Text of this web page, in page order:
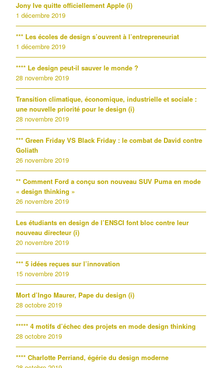
Jony Ive quitte officiellement Apple (i)
1 décembre 2019
*** Les écoles de design s’ouvrent à l’entrepreneuriat
1 décembre 2019
**** Le design peut-il sauver le monde ?
28 novembre 2019
Transition climatique, économique, industrielle et sociale :
une nouvelle priorité pour le design (i)
28 novembre 2019
*** Green Friday VS Black Friday : le combat de David contre
Goliath
26 novembre 2019
** Comment Ford a conçu son nouveau SUV Puma en mode
« design thinking »
26 novembre 2019
Les étudiants en design de l’ENSCI font bloc contre leur
nouveau directeur (i)
20 novembre 2019
*** 5 idées reçues sur l’innovation
15 novembre 2019
Mort d’Ingo Maurer, Pape du design (i)
28 octobre 2019
***** 4 motifs d’échec des projets en mode design thinking
28 octobre 2019
**** Charlotte Perriand, égérie du design moderne